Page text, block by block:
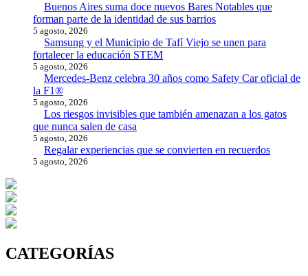
Buenos Aires suma doce nuevos Bares Notables que
forman parte de la identidad de sus barrios
5 agosto, 2026
Samsung y el Municipio de Tafí Viejo se unen para
fortalecer la educación STEM
5 agosto, 2026
Mercedes-Benz celebra 30 años como Safety Car oficial de
la F1®
5 agosto, 2026
Los riesgos invisibles que también amenazan a los gatos
que nunca salen de casa
5 agosto, 2026
Regalar experiencias que se convierten en recuerdos
5 agosto, 2026
CATEGORÍAS